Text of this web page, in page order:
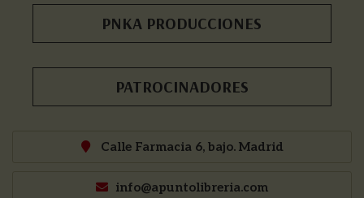
PNKA PRODUCCIONES
PATROCINADORES
Calle Farmacia 6, bajo. Madrid
info@apuntolibreria.com